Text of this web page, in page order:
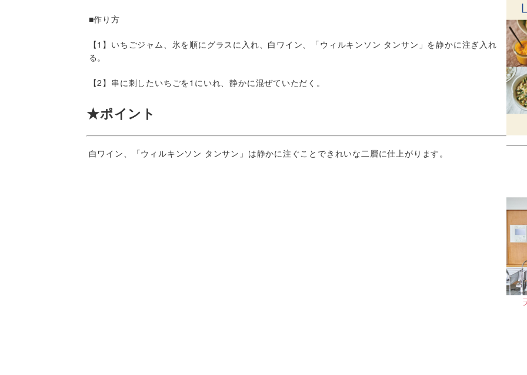
■作り方
【1】いちごジャム、氷を順にグラスに入れ、白ワイン、「ウィルキンソン タンサン」を静かに注ぎ入れ
る。
【2】串に刺したいちごを1にいれ、静かに混ぜていただく。
★ポイント
白ワイン、「ウィルキンソン タンサン」は静かに注ぐことできれいな二層に仕上がります。